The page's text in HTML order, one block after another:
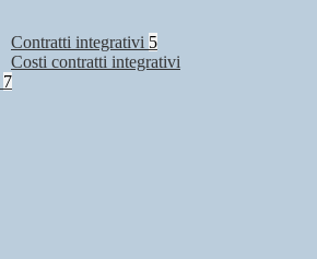
Contratti integrativi 5
Costi contratti integrativi
7